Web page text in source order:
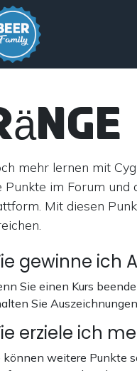
mehr lernen mit
Punkte im Forum und
Mit diesen
gewinne ich
Sie einen Kurs
Sie
erziele ich
können weitere Punkte